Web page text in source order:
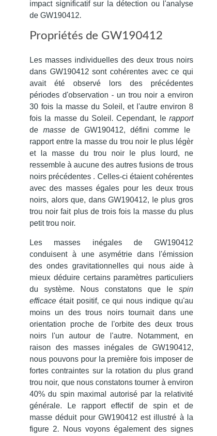
impact significatif sur la détection ou l'analyse
de GW190412.
Propriétés de GW190412
Les masses individuelles des deux trous noirs
dans GW190412 sont cohérentes avec ce qui
avait été observé lors des précédentes
périodes d'observation - un trou noir a environ
30 fois la masse du Soleil, et l'autre environ 8
fois la masse du Soleil.Cependant, lerapport
de masse de GW190412, défini comme le
rapport entre la masse du trou noir le plus légèr
et la masse du trou noir le plus lourd, ne
ressemble à aucune des autres fusions de trous
noirs précédentes . Celles-ci étaient cohérentes
avec des masses égales pour les deux trous
noirs, alors que, dans GW190412, le plus gros
trou noir fait plus de trois fois la masse du plus
petit trou noir.
Les masses inégales de GW190412
conduisent à une asymétrie dans l'émission
des ondes gravitationnelles qui nous aide à
mieux déduire certains paramètres particuliers
du système.
Nous constatons que le spin
efficace était positif, ce qui nous indique qu'au
moins un des trous noirs tournait dans une
orientation proche de l'orbite des deux trous
noirs l'un autour de l'autre. Notamment, en
raison des masses inégales de GW190412,
nous pouvons pour la première fois imposer de
fortes contraintes sur la rotation du plus grand
trou noir, que nous constatons tourner à environ
40% du spin maximal autorisé par la relativité
générale.
Le rapport effectif de spin et de
masse déduit pour GW190412 est illustré à la
figure 2. Nous voyons également des signes